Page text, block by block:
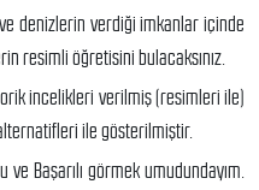
denizlerin verdiği imkanlar içinde
resimli öğretisini bulacaksınız.
incelikleri verilmiş (resimleri ile)
ile gösterilmiştir.
Başarılı görmek umudundayım.